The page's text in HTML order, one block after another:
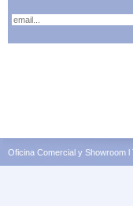
Oficina Comercial y Showroom l